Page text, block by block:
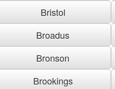
Bristol
Broadus
Bronson
Brookings